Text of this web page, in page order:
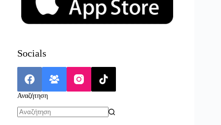
Socials
Αναζήτηση